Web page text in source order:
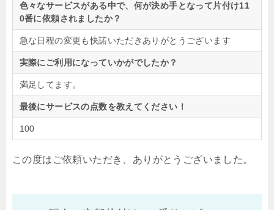
色々なサービスがある中で、何が決め手となって片付け11
0番に依頼されましたか？
急な日程の変更も快諾いただきありがとうございます
実際にご利用になっていかがでしたか？
満足してます。
最後にサービスの点数を教えてください！
100
この度はご依頼いただき、ありがとうございました。